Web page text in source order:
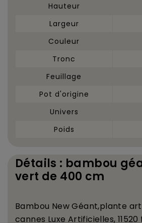
Hauteur
Largeur
Couleur
Tronc
Feuillage
Pot d'origine
Univers
Poids
Détails : bambou
vert de 400 cm
Bambou New Géant,plante
cannes Luxe Artificielles,